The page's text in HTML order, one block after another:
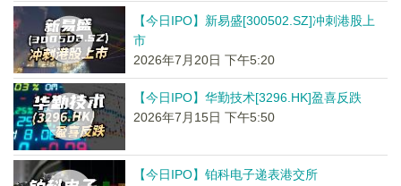
【今日IPO】新易盛[300502.SZ]冲刺港股上
市
2026年7月20日 下午5:20
【今日IPO】华勤技术[3296.HK]盈喜反跌
2026年7月15日 下午5:50
【今日IPO】铂科电子递表港交所